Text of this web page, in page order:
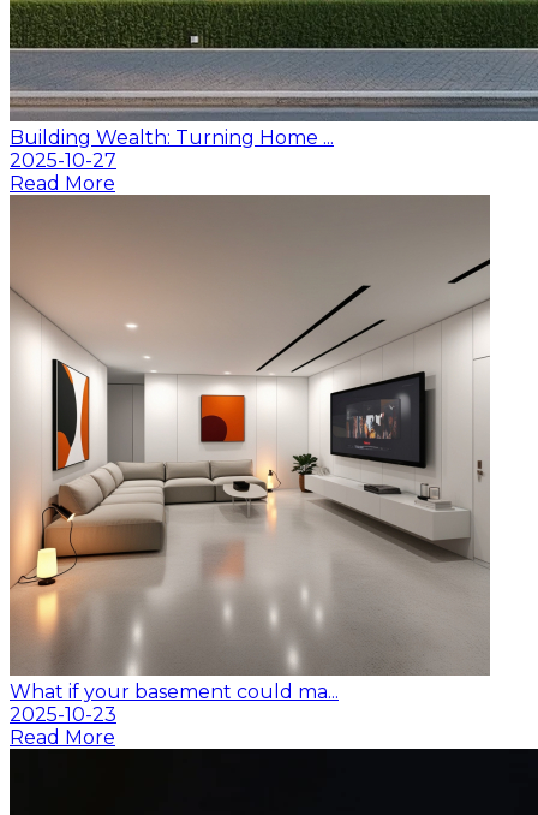
Building Wealth: Turning Home ...
2025-10-27
Read More
What if your basement could ma...
2025-10-23
Read More